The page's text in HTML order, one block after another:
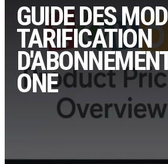
GUIDE DES
TARIFICATION
ONE